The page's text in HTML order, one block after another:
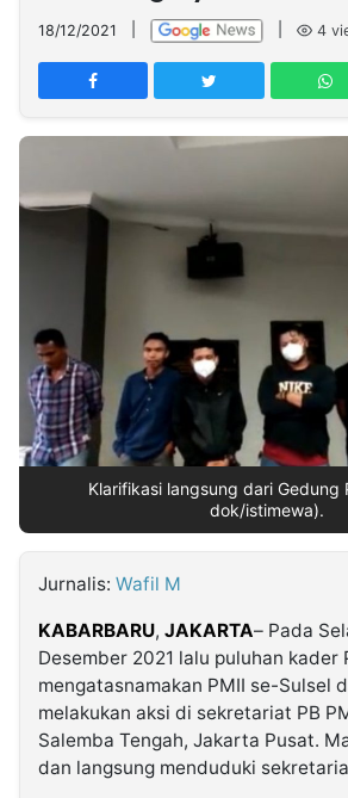
Network
PT
TREETAN
INDONESIA
Dinamikapost.com
Seedbacklink
Follow
Kabarbaru
Kabarbaru.co
2026
18/12/2021 4
Klarifikasi langsung dari Gedung
dok/istimewa).
Jurnalis: Wafil M
KABARBARU, JAKARTA– Pada
Desember 2021 lalu puluhan kader
mengatasnamakan PMII se-Sulsel
melakukan aksi di sekretariat PB
Salemba Tengah, Jakarta Pusat.
dan langsung menduduki